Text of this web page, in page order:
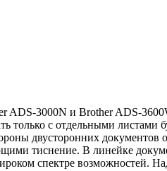
ADS-3000N и Brother ADS-
только с отдельными
двусторонних
тиснение. В линейке
спектре возможностей.